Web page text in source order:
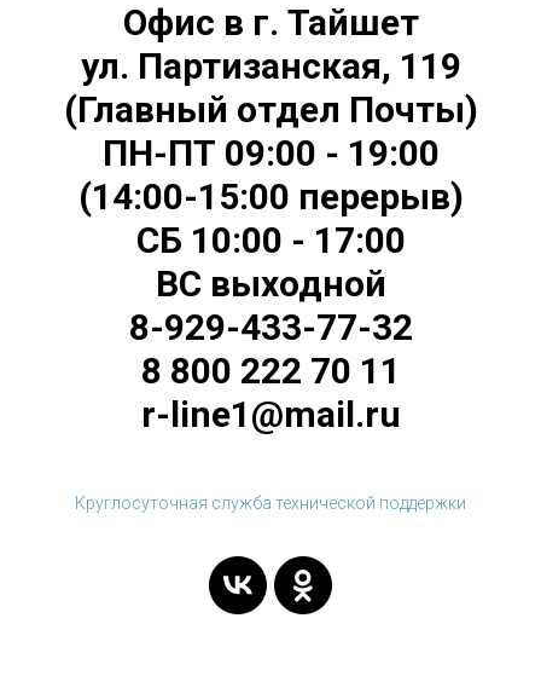
Офис в г. Тайшет
ул. Партизанская, 119
(Главный отдел Почты)
ПН-ПТ 09:00 - 19:00
(14:00-15:00 перерыв)
СБ 10:00 - 17:00
ВС выходной
8-929-433-77-32
8 800 222 70 11
r-line1@mail.ru
Круглосуточная служба технической поддержки